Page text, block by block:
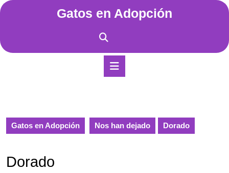
Saltar
Gatos en Adopción
Gatos en Adopción Nos han dejado Dorado
Dorado